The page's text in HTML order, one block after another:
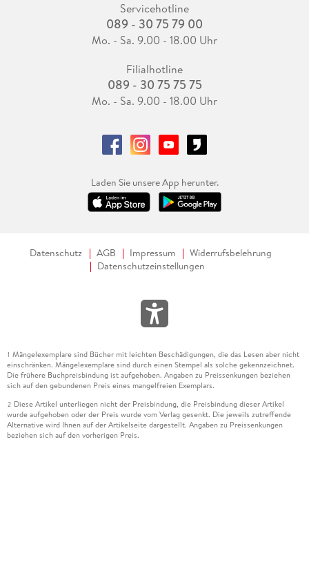
Servicehotline
089 - 30 75 79 00
Mo. - Sa. 9.00 - 18.00 Uhr
Filialhotline
089 - 30 75 75 75
Mo. - Sa. 9.00 - 18.00 Uhr
Laden Sie unsere App herunter.
Datenschutz AGB Impressum
Widerrufsbelehrung
Datenschutzeinstellungen
1 Mängelexemplare sind Bücher mit leichten Beschädigungen, die das Lesen aber nicht
einschränken. Mängelexemplare sind durch einen Stempel als solche gekennzeichnet.
Die frühere Buchpreisbindung ist aufgehoben. Angaben zu Preissenkungen beziehen
sich auf den gebundenen Preis eines mangelfreien Exemplars.
2 Diese Artikel unterliegen nicht der Preisbindung, die Preisbindung dieser Artikel
wurde aufgehoben oder der Preis wurde vom Verlag gesenkt. Die jeweils zutreffende
Alternative wird Ihnen auf der Artikelseite dargestellt. Angaben zu Preissenkungen
beziehen sich auf den vorherigen Preis.